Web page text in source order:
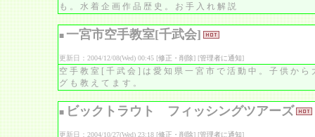
も。水着企画作品歴史。お手入れ解説
■ 一宮市空手教室[千武会]
更新日：2004/12/08(Wed) 00:45 [修正・削除] [管理者に通知]
空手教室[千武会]は愛知県一宮市で活動中。子供か
グも教えてます。
■ ビックトラウト フィッシングツアーズ
更新日：2004/10/27(Wed) 23:18 [修正・削除] [管理者に通知]